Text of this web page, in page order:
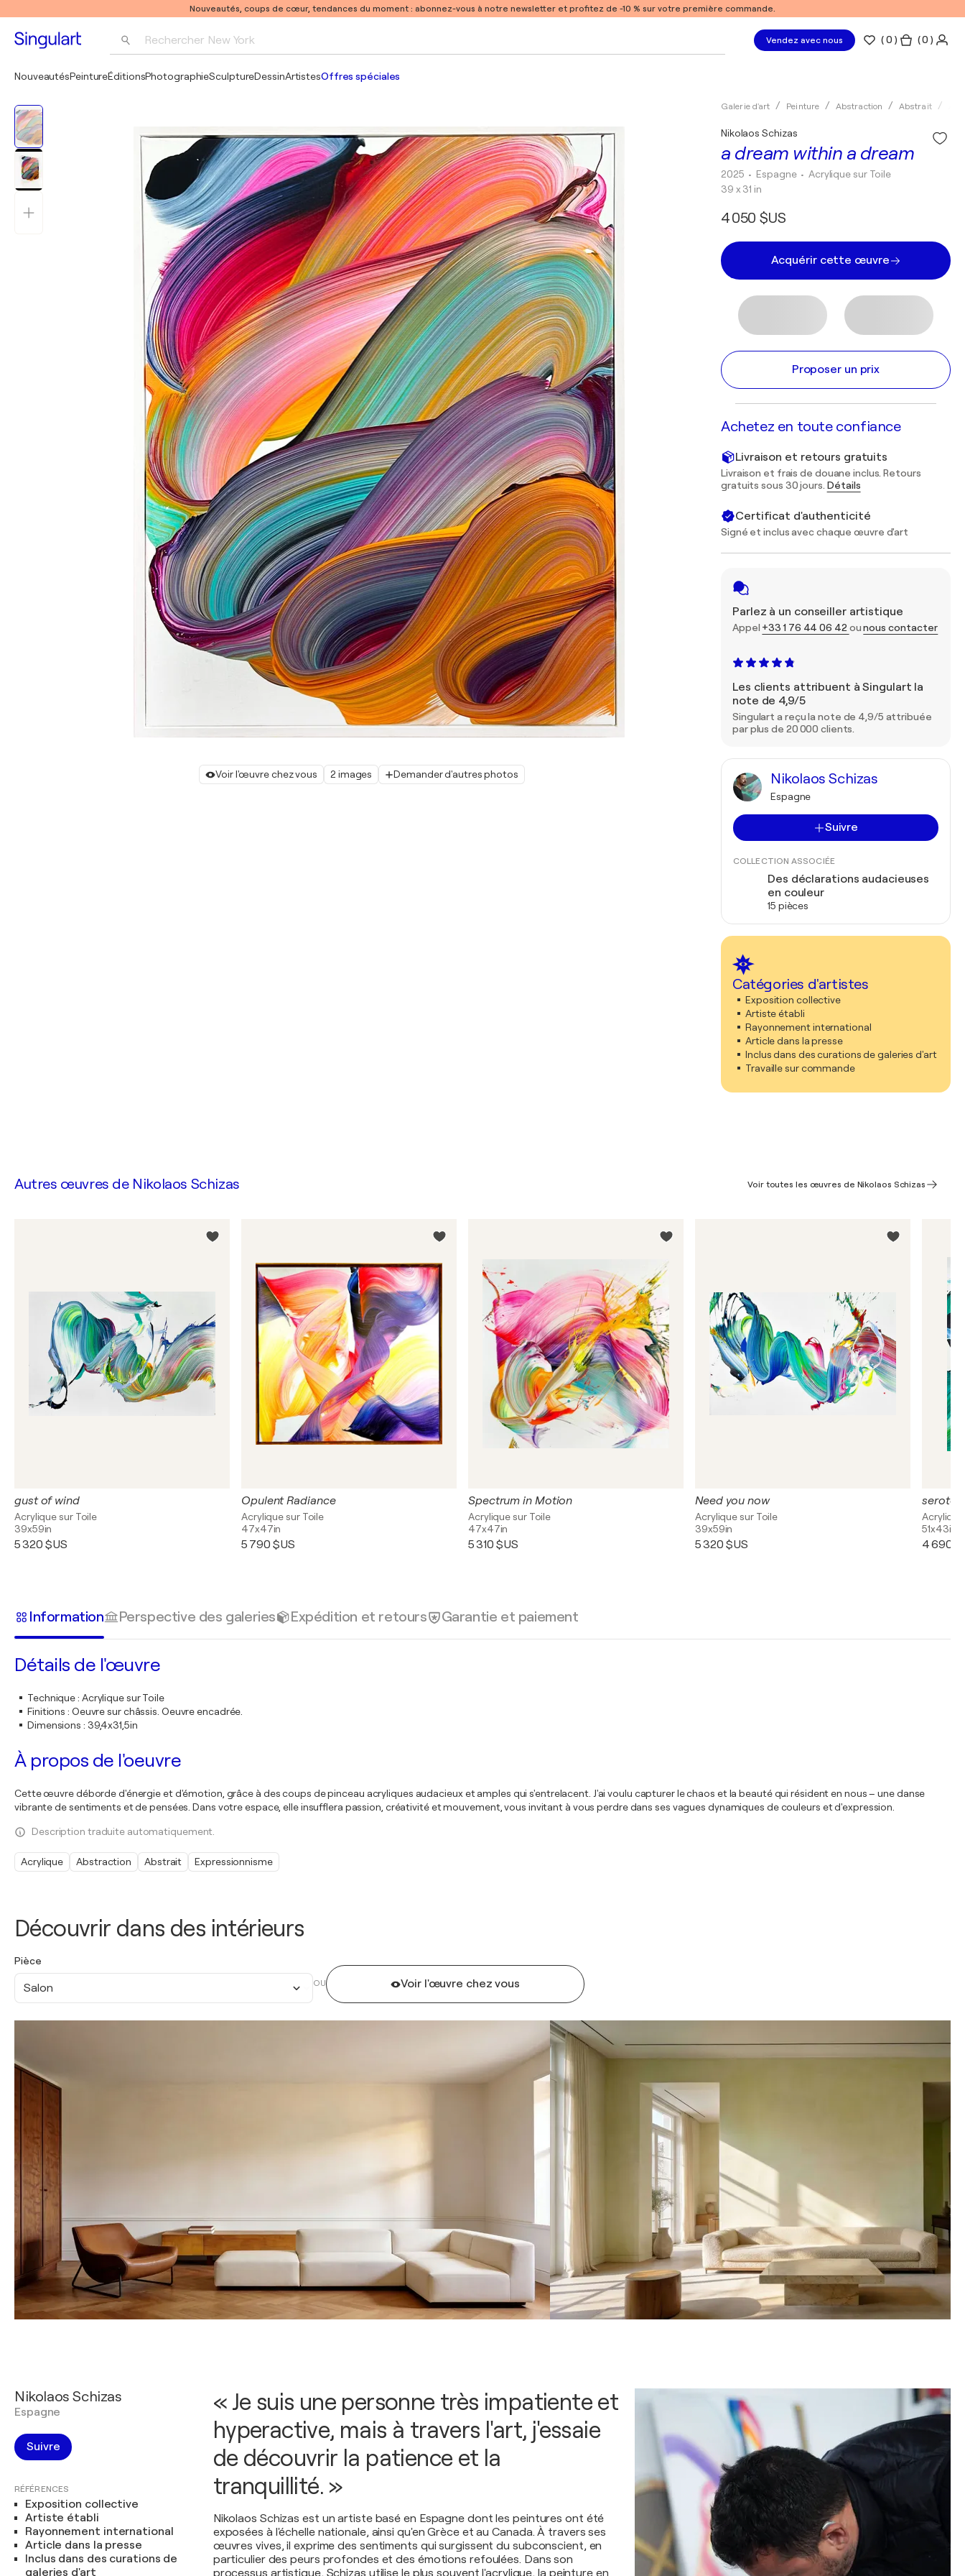
Nouveautés, coups de cœur, tendances du moment : abonnez-vous à notre newsletter et profitez de -10 % sur votre première commande.
Rechercher New York
Pablo Picasso
Vendez avec nous (0 ) ( 0 )
NouveautésPeintureÉditionsPhotographieSculptureDessinArtistesOffres spéciales
Voir l'œuvre chez vous 2 images Demander d'autres photos
Galerie d'art Peinture Abstraction Abstrait
a dream within a dream
Nikolaos Schizas
2025 • Espagne • Acrylique sur Toile
39 x 31 in
4 050 $US
Acquérir cette œuvre
Proposer un prix
Achetez en toute confiance
Livraison et retours gratuits
Livraison et frais de douane inclus. Retours
gratuits sous 30 jours. Détails
Certificat d'authenticité
Signé et inclus avec chaque œuvre d'art
Parlez à un conseiller artistique
Appel +33 1 76 44 06 42 ounous contacter
Les clients attribuent à Singulart la
note de 4,9/5
Singulart a reçu la note de 4,9/5 attribuée
par plus de 20 000 clients.
Nikolaos Schizas
Espagne
Suivre
COLLECTION ASSOCIÉE
Des déclarations audacieuses
en couleur
15 pièces
Catégories d'artistes
Exposition collective
Artiste établi
Rayonnement international
Article dans la presse
Inclus dans des curations de galeries d'art
Travaille sur commande
Découvrir dans des intérieurs
Pièce
Salon OU Voir l'œuvre chez vous
Autres œuvres de Nikolaos Schizas Voir toutes les œuvres de Nikolaos Schizas
gust of wind
Acrylique sur Toile
39x59in
5 320 $US
Opulent Radiance
Acrylique sur Toile
47x47in
5 790 $US
Spectrum in Motion
Acrylique sur Toile
47x47in
5 310 $US
Need you now
Acrylique sur Toile
39x59in
5 320 $US
51x43in
4 690
Information Perspective des galeries Expédition et retours Garantie et paiement
Détails de l'œuvre
Technique: Acrylique sur Toile
Finitions : Oeuvre sur châssis. Oeuvre encadrée.
Dimensions : 39,4x31,5in
À propos de l'oeuvre
Cette œuvre déborde d'énergie et d'émotion, grâce à des coups de pinceau acryliques audacieux et amples qui s'entrelacent. J'ai voulu capturer le chaos et la beauté qui résident en nous – une danse
vibrante de sentiments et de pensées. Dans votre espace, elle insufflera passion, créativité et mouvement, vous invitant à vous perdre dans ses vagues dynamiques de couleurs et d'expression.
Description traduite automatiquement.
Acrylique Abstraction Abstrait Expressionnisme
Nikolaos Schizas
Espagne
Suivre
RÉFÉRENCES
Exposition collective
Artiste établi
Rayonnement international
Article dans la presse
Inclus dans des curations de
galeries d'art
« Je suis une personne très impatiente et
hyperactive, mais à travers l'art, j'essaie
de découvrir la patience et la
tranquillité. »
Nikolaos Schizas est un artiste basé en Espagne dont les peintures ont été
exposées à l'échelle nationale, ainsi qu'en Grèce et au Canada. À travers ses
œuvres vives, il exprime des sentiments qui surgissent du subconscient, en
particulier des peurs profondes et des émotions refoulées. Dans son
processus artistique, Schizas utilise le plus souvent l'acrylique, la peinture en